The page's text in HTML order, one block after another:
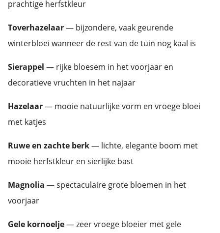
prachtige herfstkleur
Toverhazelaar— bijzondere, vaak geurende
winterbloei wanneer de rest van de tuin nog kaal is
Sierappel — rijke bloesem in het voorjaar en
decoratieve vruchten in het najaar
Hazelaar— mooie natuurlijke vorm en vroege bloei
met katjes
Ruwe en zachte berk— lichte, elegante boom met
mooie herfstkleur en sierlijke bast
Magnolia — spectaculaire grote bloemen in het
voorjaar
Gele kornoelje— zeer vroege bloeier met gele